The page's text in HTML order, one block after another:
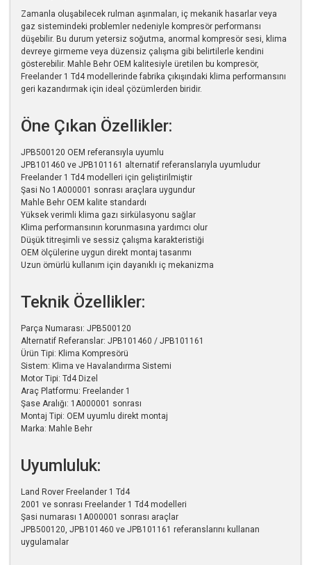
Zamanla oluşabilecek rulman aşınmaları, iç mekanik hasarlar veya
gaz sistemindeki problemler nedeniyle kompresör performansı
düşebilir. Bu durum yetersiz soğutma, anormal kompresör sesi, klima
devreye girmeme veya düzensiz çalışma gibi belirtilerle kendini
gösterebilir. Mahle Behr OEM kalitesiyle üretilen bu kompresör,
Freelander 1 Td4 modellerinde fabrika çıkışındaki klima performansını
geri kazandırmak için ideal çözümlerden biridir.
Öne Çıkan Özellikler:
JPB500120 OEM referansıyla uyumlu
JPB101460 ve JPB101161 alternatif referanslarıyla uyumludur
Freelander 1 Td4 modelleri için geliştirilmiştir
Şasi No 1A000001 sonrası araçlara uygundur
Mahle Behr OEM kalite standardı
Yüksek verimli klima gazı sirkülasyonu sağlar
Klima performansının korunmasına yardımcı olur
Düşük titreşimli ve sessiz çalışma karakteristiği
OEM ölçülerine uygun direkt montaj tasarımı
Uzun ömürlü kullanım için dayanıklı iç mekanizma
Teknik Özellikler:
Parça Numarası: JPB500120
Alternatif Referanslar: JPB101460 / JPB101161
Ürün Tipi: Klima Kompresörü
Sistem: Klima ve Havalandırma Sistemi
Motor Tipi: Td4 Dizel
Araç Platformu: Freelander 1
Şase Aralığı: 1A000001 sonrası
Montaj Tipi: OEM uyumlu direkt montaj
Marka: Mahle Behr
Uyumluluk:
Land Rover Freelander 1 Td4
2001 ve sonrası Freelander 1 Td4 modelleri
Şasi numarası 1A000001 sonrası araçlar
JPB500120, JPB101460 ve JPB101161 referanslarını kullanan
uygulamalar